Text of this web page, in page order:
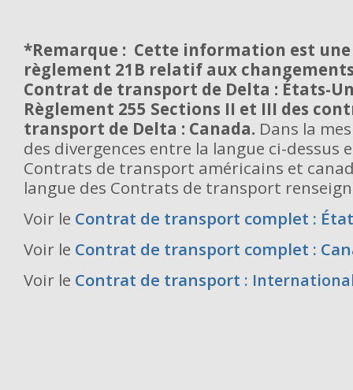
*Remarque : Cette information est une
règlement 21B relatif aux
Contrat de transport de Delta : États-
Règlement 255 Sections II et III des
transport de Delta : Canada. Dans la
des divergences entre la langue ci-dessus
Contrats de transport américains et
langue des Contrats de transport
Voir le Contrat de transport complet :
Voir le Contrat de transport complet :
Voir le Contrat de transport :